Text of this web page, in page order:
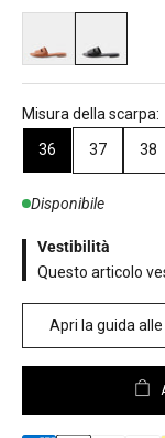
Misura della scarpa:
36 37 38
Disponibile
Vestibilità
Questo articolo
Apri la guida